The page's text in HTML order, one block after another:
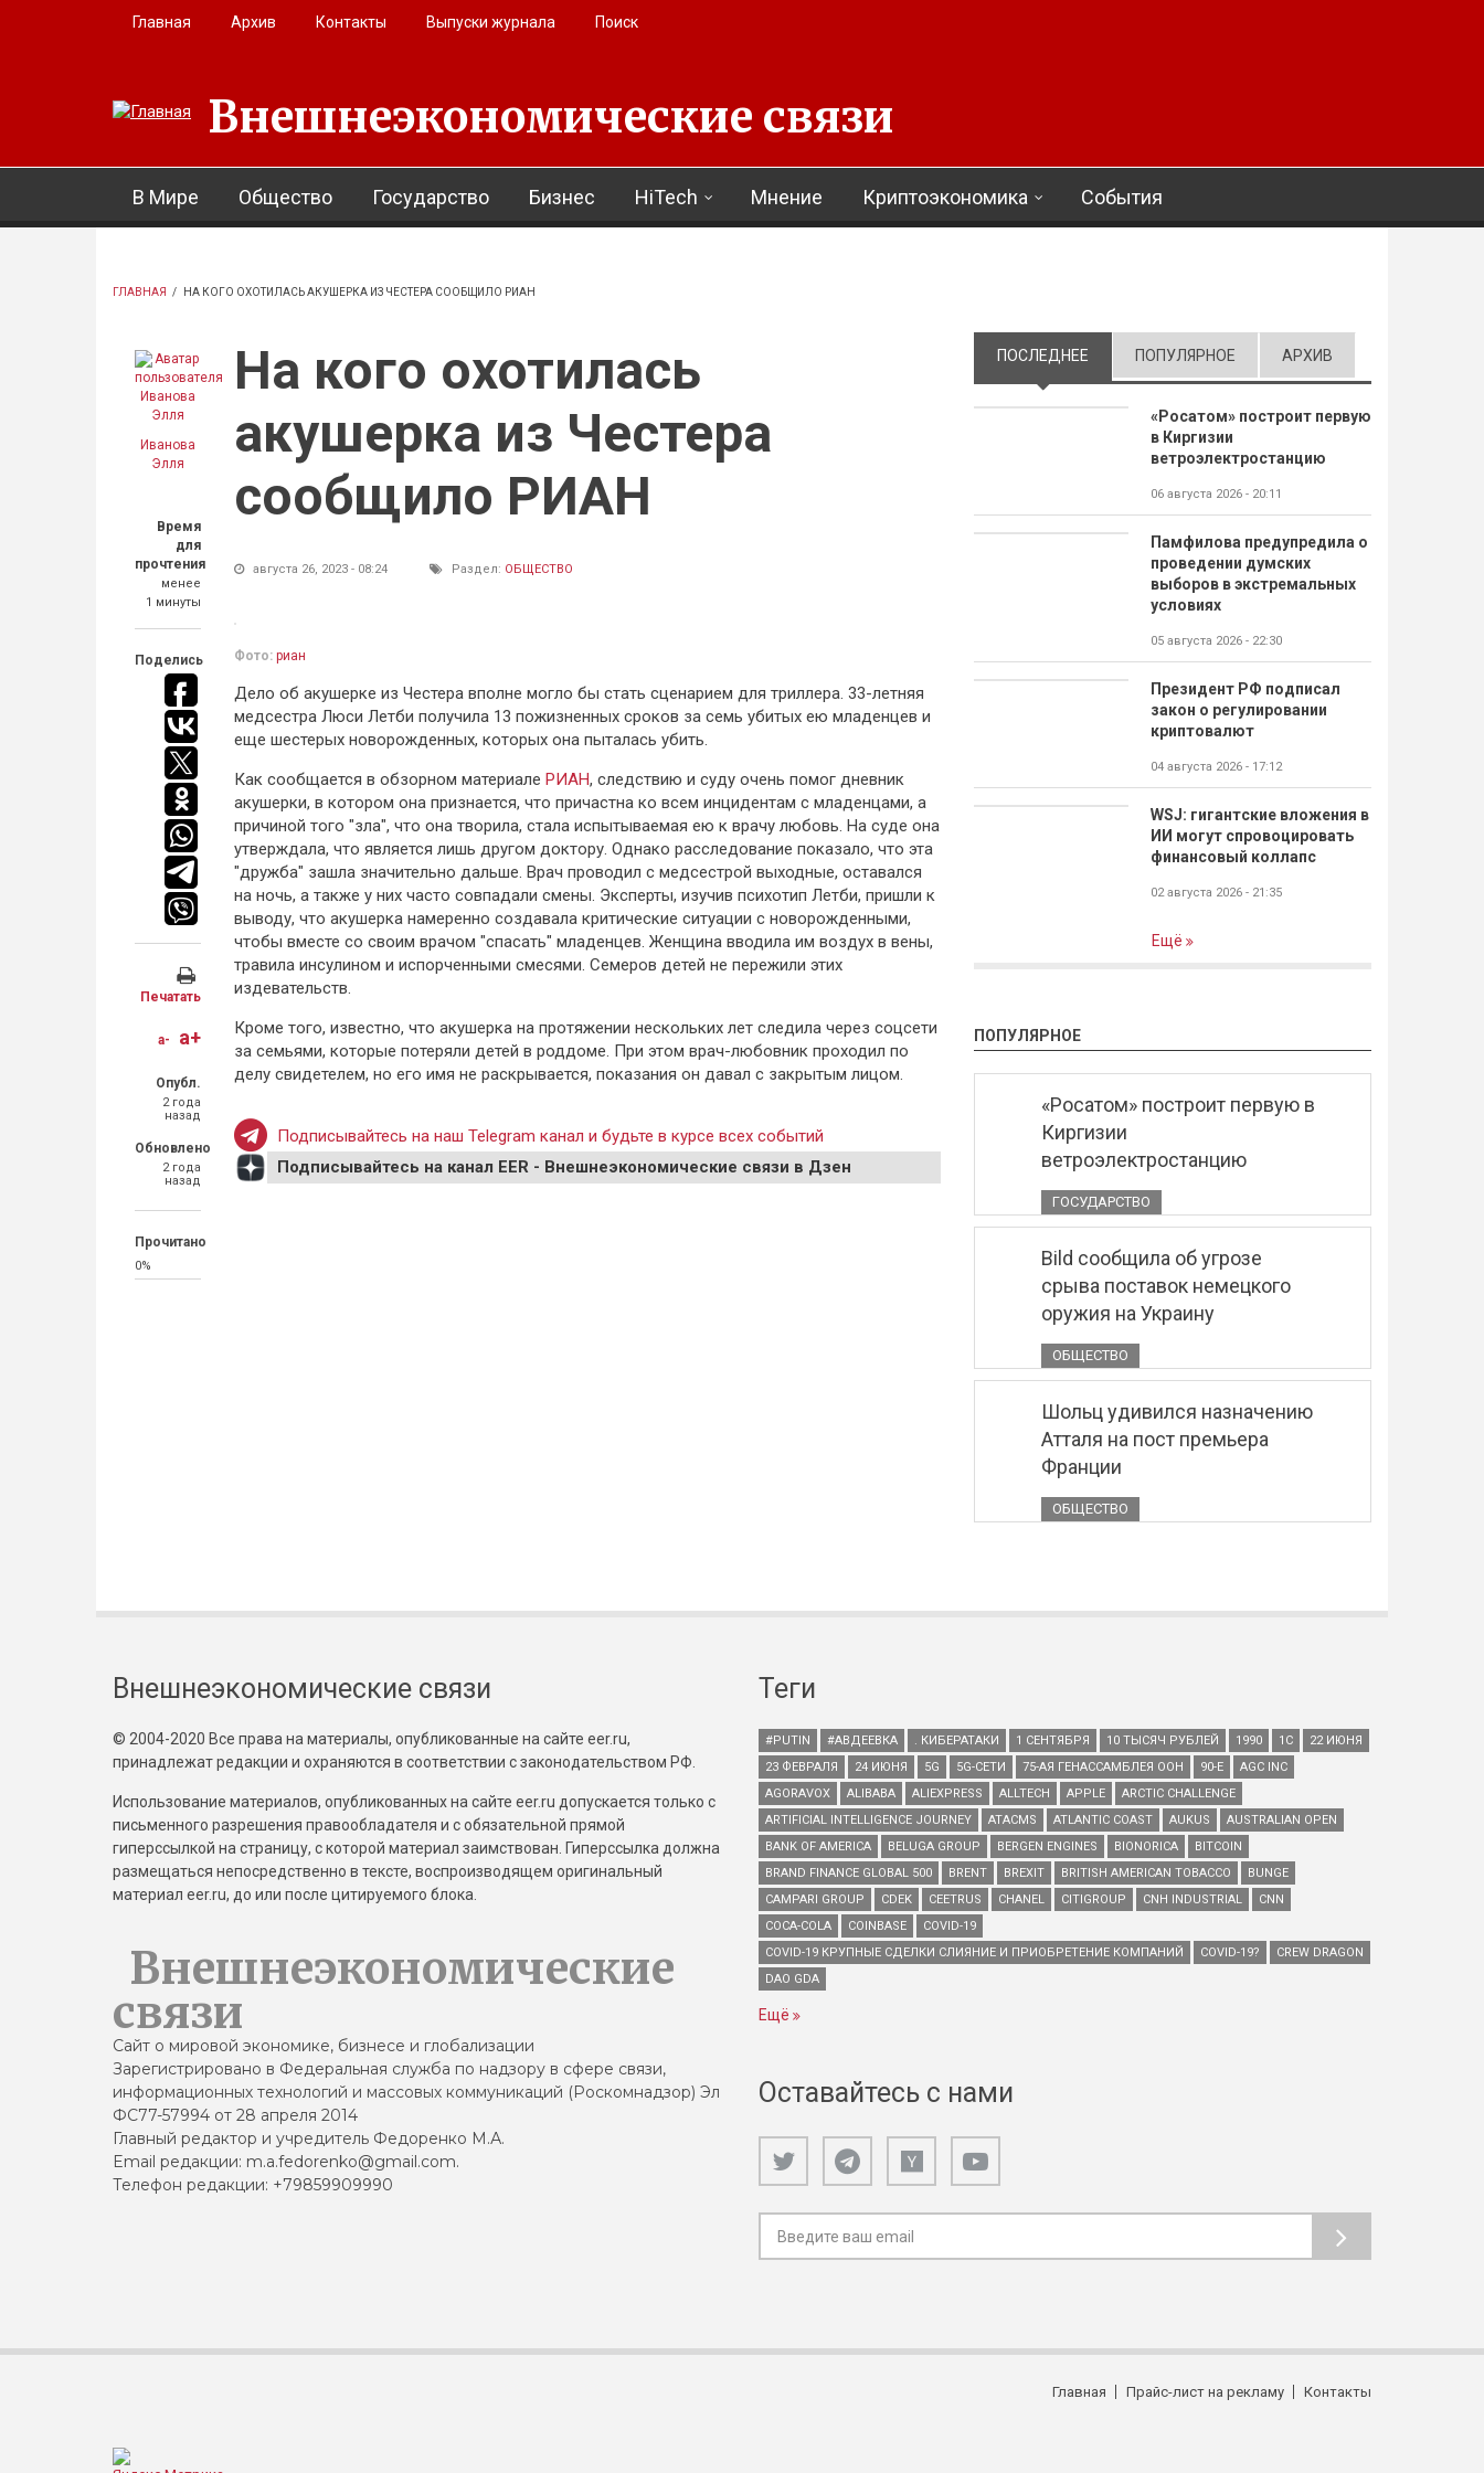
Перейти к основному содержанию
Главная Архив Контакты Выпуски журнала Поиск
Внешнеэкономические связи
В Мире Общество Государство Бизнес HiTech Мнение Криптоэкономика События
ГЛАВНАЯ / НА КОГО ОХОТИЛАСЬ АКУШЕРКА ИЗ ЧЕСТЕРА СООБЩИЛО РИАН
Иванова
Элля
Время
для
прочтения
менее
1 минуты
Поделись
Печатать
a- a+
Опубл.
2 года
назад
Обновлено
2 года
назад
Прочитано
0%
На кого охотилась
акушерка из Честера
сообщило РИАН
августа 26, 2023 - 08:24 Раздел: ОБЩЕСТВО
Фото: риан
Дело об акушерке из Честера вполне могло бы стать сценарием для триллера. 33-летняя
медсестра Люси Летби получила 13 пожизненных сроков за семь убитых ею младенцев и
еще шестерых новорожденных, которых она пыталась убить.
Как сообщается в обзорном материале РИАН, следствию и суду очень помог дневник
акушерки, в котором она признается, что причастна ко всем инцидентам с младенцами, а
причиной того "зла", что она творила, стала испытываемая ею к врачу любовь. На суде она
утверждала, что является лишь другом доктору. Однако расследование показало, что эта
"дружба" зашла значительно дальше. Врач проводил с медсестрой выходные, оставался
на ночь, а также у них часто совпадали смены. Эксперты, изучив психотип Летби, пришли к
выводу, что акушерка намеренно создавала критические ситуации с новорожденными,
чтобы вместе со своим врачом "спасать" младенцев. Женщина вводила им воздух в вены,
травила инсулином и испорченными смесями. Семеров детей не пережили этих
издевательств.
Кроме того, известно, что акушерка на протяжении нескольких лет следила через соцсети
за семьями, которые потеряли детей в роддоме. При этом врач-любовник проходил по
делу свидетелем, но его имя не раскрывается, показания он давал с закрытым лицом.
Подписывайтесь на наш Telegram канал и будьте в курсе всех событий
Подписывайтесь на канал EER - Внешнеэкономические связи в Дзен
ПОСЛЕДНЕЕ (АКТИВНАЯ ВКЛАДКА)
ПОПУЛЯРНОЕ АРХИВ
«Росатом» построит первую
в Киргизии
ветроэлектростанцию
06 августа 2026 - 20:11
Памфилова предупредила о
проведении думских
выборов в экстремальных
условиях
05 августа 2026 - 22:30
Президент РФ подписал
закон о регулировании
криптовалют
04 августа 2026 - 17:12
WSJ: гигантские вложения в
ИИ могут спровоцировать
финансовый коллапс
02 августа 2026 - 21:35
Ещё
ПОПУЛЯРНОЕ
«Росатом» построит первую в
Киргизии
ветроэлектростанцию
ГОСУДАРСТВО
Bild сообщила об угрозе
срыва поставок немецкого
оружия на Украину
ОБЩЕСТВО
Шольц удивился назначению
Атталя на пост премьера
Франции
ОБЩЕСТВО
Внешнеэкономические связи
© 2004-2020 Все права на материалы, опубликованные на сайте eer.ru,
принадлежат редакции и охраняются в соответствии с законодательством РФ.
Использование материалов, опубликованных на сайте eer.ru допускается только с
письменного разрешения правообладателя и с обязательной прямой
гиперссылкой на страницу, с которой материал заимствован. Гиперссылка должна
размещаться непосредственно в тексте, воспроизводящем оригинальный
материал eer.ru, до или после цитируемого блока.
Внешнеэкономические
связи
Сайт о мировой экономике, бизнесе и глобализации
Зарегистрировано в Федеральная служба по надзору в сфере связи,
информационных технологий и массовых коммуникаций (Роскомнадзор) Эл
ФС77-57994 от 28 апреля 2014
Главный редактор и учредитель Федоренко М.А.
Email редакции: m.a.fedorenko@gmail.com.
Телефон редакции: +79859909990
Теги
#PUTIN #АВДЕЕВКА . КИБЕРАТАКИ 1 СЕНТЯБРЯ 10 ТЫСЯЧ РУБЛЕЙ 1990 1С
22 ИЮНЯ
23 ФЕВРАЛЯ
24 ИЮНЯ 5G 5G-СЕТИ 75-АЯ ГЕНАССАМБЛЕЯ ООН 90-Е
AGC INC
AGORAVOX
ALIBABA ALIEXPRESS ALLTECH APPLE
ARCTIC CHALLENGE
ARTIFICIAL INTELLIGENCE JOURNEY
ATACMS ATLANTIC COAST AUKUS
AUSTRALIAN OPEN
BANK OF AMERICA
BELUGA GROUP BERGEN ENGINES BIONORICA
BITCOIN
BRAND FINANCE GLOBAL 500
BRENT BREXIT BRITISH AMERICAN TOBACCO
BUNGE
CAMPARI GROUP
CDEK CEETRUS CHANEL CITIGROUP CNH INDUSTRIAL
CNN
COCA-COLA
COINBASE
COVID-19
COVID-19 КРУПНЫЕ СДЕЛКИ СЛИЯНИЕ И ПРИОБРЕТЕНИЕ КОМПАНИЙ
COVID-19?
CREW DRAGON
DAO GDA
Ещё
Оставайтесь с нами
Главная Прайс-лист на рекламу Контакты